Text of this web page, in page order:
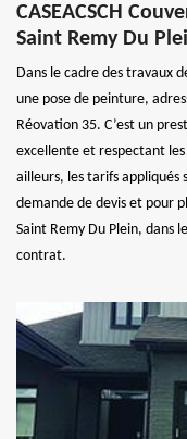
CASEACSCH
Saint Remy Du
Dans le cadre des travaux
une pose de peinture,
Réovation 35. C’est un
excellente et respectant les
ailleurs, les tarifs appliqués
demande de devis et pour
Saint Remy Du Plein, dans
contrat.